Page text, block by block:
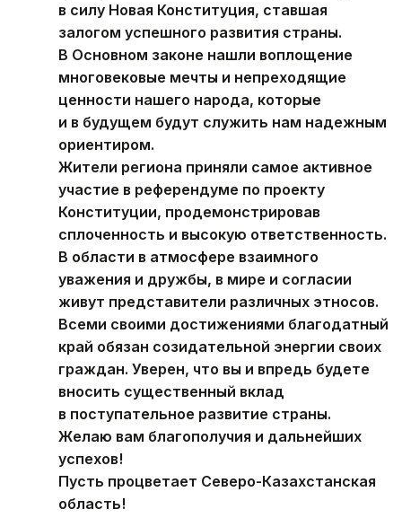
в силу Новая Конституция, ставшая
залогом успешного развития страны.
В Основном законе нашли воплощение
многовековые мечты и непреходящие
ценности нашего народа, которые
и в будущем будут служить нам надежным
ориентиром.
Жители региона приняли самое активное
участие в референдуме по проекту
Конституции, продемонстрировав
сплоченность и высокую ответственность.
В области в атмосфере взаимного
уважения и дружбы, в мире и согласии
живут представители различных этносов.
Всеми своими достижениями благодатный
край обязан созидательной энергии своих
граждан. Уверен, что вы и впредь будете
вносить существенный вклад
в поступательное развитие страны.
Желаю вам благополучия и дальнейших
успехов!
Пусть процветает Северо-Казахстанская
область!